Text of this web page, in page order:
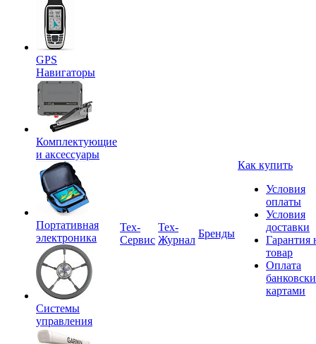
GPS
Навигаторы
Комплектующие
и аксессуары
Портативная
электроника
Системы
управления
Tex-
Сервис
Тех-
Журнал
Бренды
Как купить
Условия
оплаты
Условия
доставки
Гарантия
товар
Оплата
картами